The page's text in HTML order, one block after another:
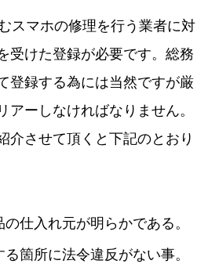
スマホの修理を行う業者に対
受けた登録が必要です。総務
登録する為には当然ですが厳
アーしなければなりません。
介させて頂くと下記のとおり
仕入れ元が明らかである。
箇所に法令違反がない事。